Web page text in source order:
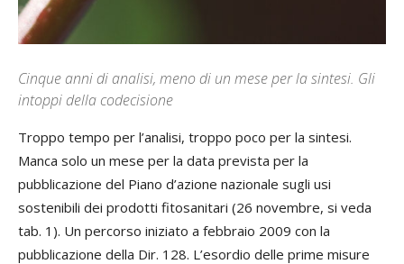
Cinque anni di analisi, meno di un mese per la sintesi. Gli
intoppi della codecisione
Troppo tempo per l’analisi, troppo poco per la sintesi.
Manca solo un mese per la data prevista per la
pubblicazione del Piano d’azione nazionale sugli usi
sostenibili dei prodotti fitosanitari (26 novembre, si veda
tab. 1). Un percorso iniziato a febbraio 2009 con la
pubblicazione della Dir. 128. L’esordio delle prime misure